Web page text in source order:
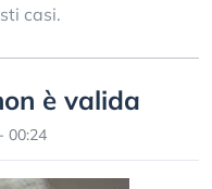
casi.
è valida
00:24